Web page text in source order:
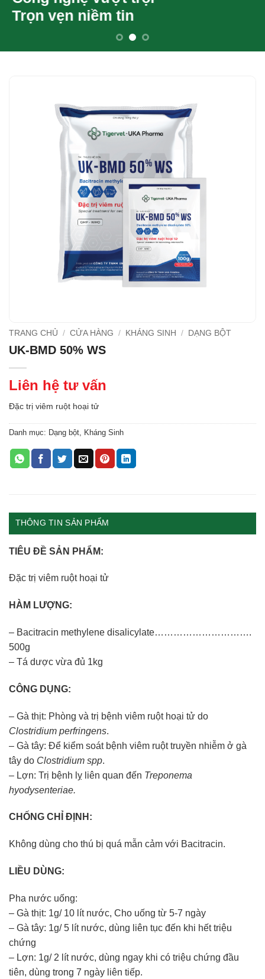
Trọn vẹn niềm tin
TRANG CHỦ / CỬA HÀNG / KHÁNG SINH / DẠNG BỘT
UK-BMD 50% WS
Liên hệ tư vấn
Đặc trị viêm ruột hoại tử
Danh mục: Dạng bột Kháng Sinh
THÔNG TIN SẢN PHẨM
TIÊU ĐỀ SẢN PHẨM:
Đặc trị viêm ruột hoại tử
HÀM LƯỢNG:
– Bacitracin methylene disalicylate………………………….
500g
– Tá dược vừa đủ 1kg
CÔNG DỤNG:
– Gà thịt: Phòng và trị bệnh viêm ruột hoại tử do
Clostridium perfringens.
– Gà tây: Để kiểm soát bệnh viêm ruột truyền nhiễm ở gà
tây do Clostridium spp.
– Lợn: Trị bệnh lỵ liên quan đến Treponema
hyodysenteriae.
CHỐNG CHỈ ĐỊNH:
Không dùng cho thú bị quá mẫn cảm với Bacitracin.
LIỀU DÙNG:
Pha nước uống:
– Gà thịt: 1g/ 10 lít nước, Cho uống từ 5-7 ngày
– Gà tây: 1g/ 5 lít nước, dùng liên tục đến khi hết triệu
chứng
– Lợn: 1g/ 2 lít nước, dùng ngay khi có triệu chứng đầu
tiên, dùng trong 7 ngày liên tiếp.